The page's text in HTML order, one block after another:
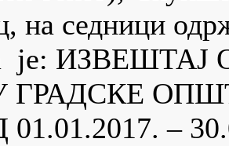
на седници
је:
ГРАДСКЕ
–